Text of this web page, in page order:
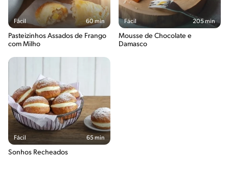
Fácil 60 min
Pasteizinhos Assados de Frango
com Milho
Fácil 205 min
Mousse de Chocolate e
Damasco
Fácil 65 min
Sonhos Recheados